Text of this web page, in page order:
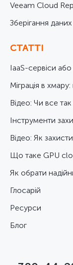
Veeam Cloud
Зберігання
СТАТТІ
IaaS-сервіси або
Міграція в
Відео: Чи все
Інструменти
Відео: Як
Що таке GPU
Як обрати
Глосарій
Ресурси
Блог